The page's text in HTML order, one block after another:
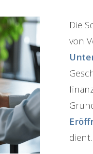
Die
von
dient.